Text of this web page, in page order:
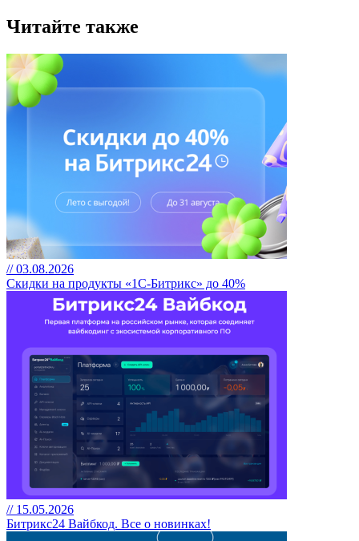
Читайте также
// 03.08.2026
Скидки на продукты «1С-Битрикс» до 40%
// 15.05.2026
Битрикс24 Вайбкод. Все о новинках!